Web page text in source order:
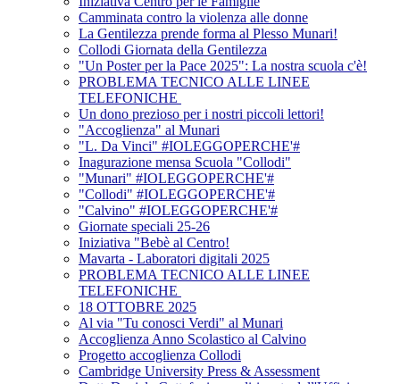
Camminata contro la violenza alle donne
La Gentilezza prende forma al Plesso Munari!
Collodi Giornata della Gentilezza
"Un Poster per la Pace 2025": La nostra scuola c'è!
PROBLEMA TECNICO ALLE LINEE
TELEFONICHE
Un dono prezioso per i nostri piccoli lettori!
"Accoglienza" al Munari
"L. Da Vinci" #IOLEGGOPERCHE'#
Inagurazione mensa Scuola "Collodi"
"Munari" #IOLEGGOPERCHE'#
"Collodi" #IOLEGGOPERCHE'#
"Calvino" #IOLEGGOPERCHE'#
Giornate speciali 25-26
Iniziativa "Bebè al Centro!
Mavarta - Laboratori digitali 2025
PROBLEMA TECNICO ALLE LINEE
TELEFONICHE
18 OTTOBRE 2025
Al via "Tu conosci Verdi" al Munari
Accoglienza Anno Scolastico al Calvino
Progetto accoglienza Collodi
Cambridge University Press & Assessment